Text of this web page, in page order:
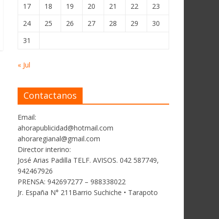
17 18 19 20 21 22
23
24
25 26 27 28 29
30
31
« Jul
Contactanos
Email:
ahorapublicidad@hotmail.com
ahoraregianal@gmail.com
Director interino:
José Arias Padilla TELF. AVISOS. 042 587749,
942467926
PRENSA: 942697277 – 988338022
Jr. España N° 211Barrio Suchiche • Tarapoto